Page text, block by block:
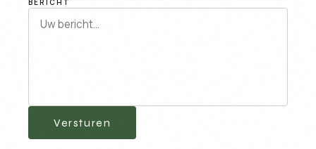
BERICHT
Versturen